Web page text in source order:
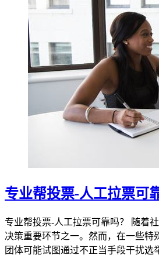
专业帮投票-人工拉票可
专业帮投票-人工拉票可靠吗？ 随着
决策重要环节之一。然而，在一些特
团体可能试图通过不正当手段干扰选